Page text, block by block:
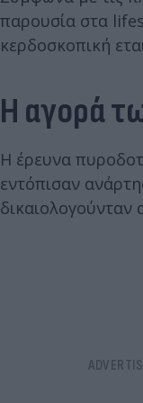
παρουσία στα
κερδοσκοπική
Η αγορά
Η έρευνα
εντόπισαν